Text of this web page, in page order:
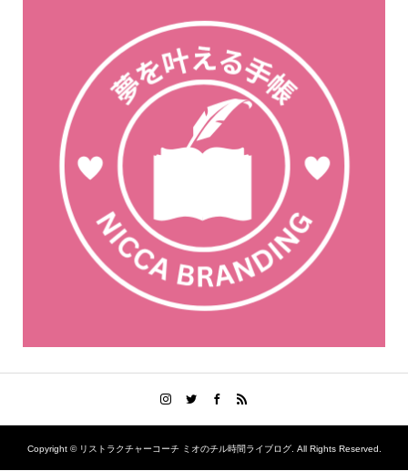
Copyright ©リストラクチャーコーチ ミオのチル時間ライブログ. All Rights Reserved.